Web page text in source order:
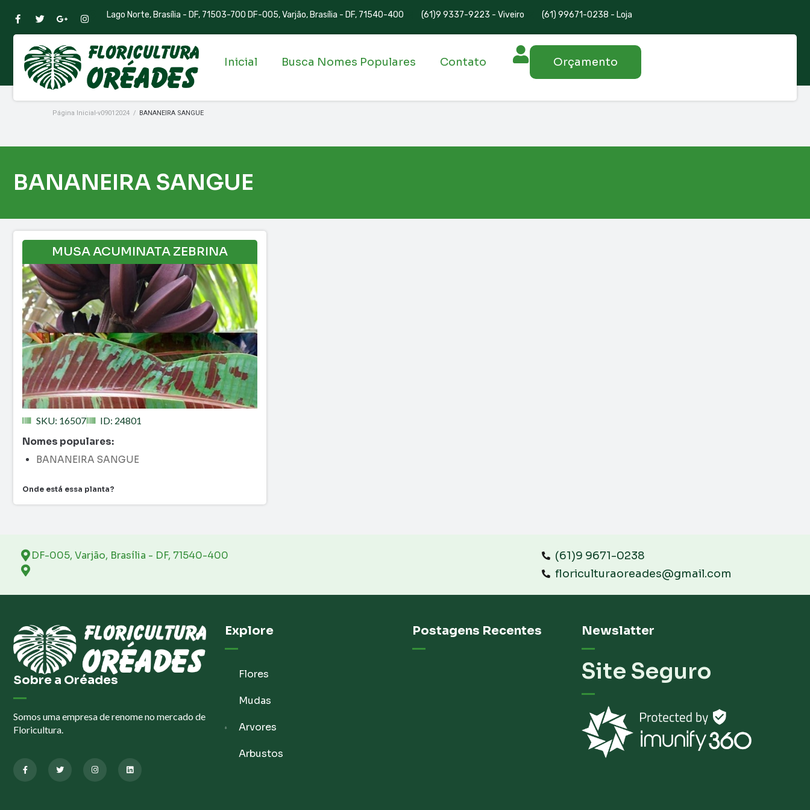
Lago Norte, Brasília - DF, 71503-700 DF-005, Varjão, Brasília - DF, 71540-400 (61)9 9337-9223 - Viveiro (61) 99671-0238 - Loja
Inicial Busca Nomes Populares Contato Orçamento
Página Inicial-v09012024 / BANANEIRA SANGUE
BANANEIRA SANGUE
MUSA ACUMINATA ZEBRINA
SKU: 16507
ID: 24801
Nomes populares:
BANANEIRA SANGUE
Onde está essa planta?
DF-005, Varjão, Brasília - DF, 71540-400
(61)9 9671-0238
floriculturaoreades@gmail.com
Sobre a Oréades
Somos uma empresa de renome no mercado de
Floricultura.
Explore
Flores
Mudas
Arvores
Arbustos
Postagens Recentes Newslatter
Site Seguro